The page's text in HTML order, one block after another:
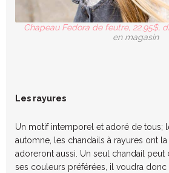
Chapeau Fedora de feutre, 22.95$,
en magasin
Les rayures
Un motif intemporel et adoré de tous;
automne, les chandails à rayures ont
adoreront aussi. Un seul chandail
ses couleurs préférées, il voudra